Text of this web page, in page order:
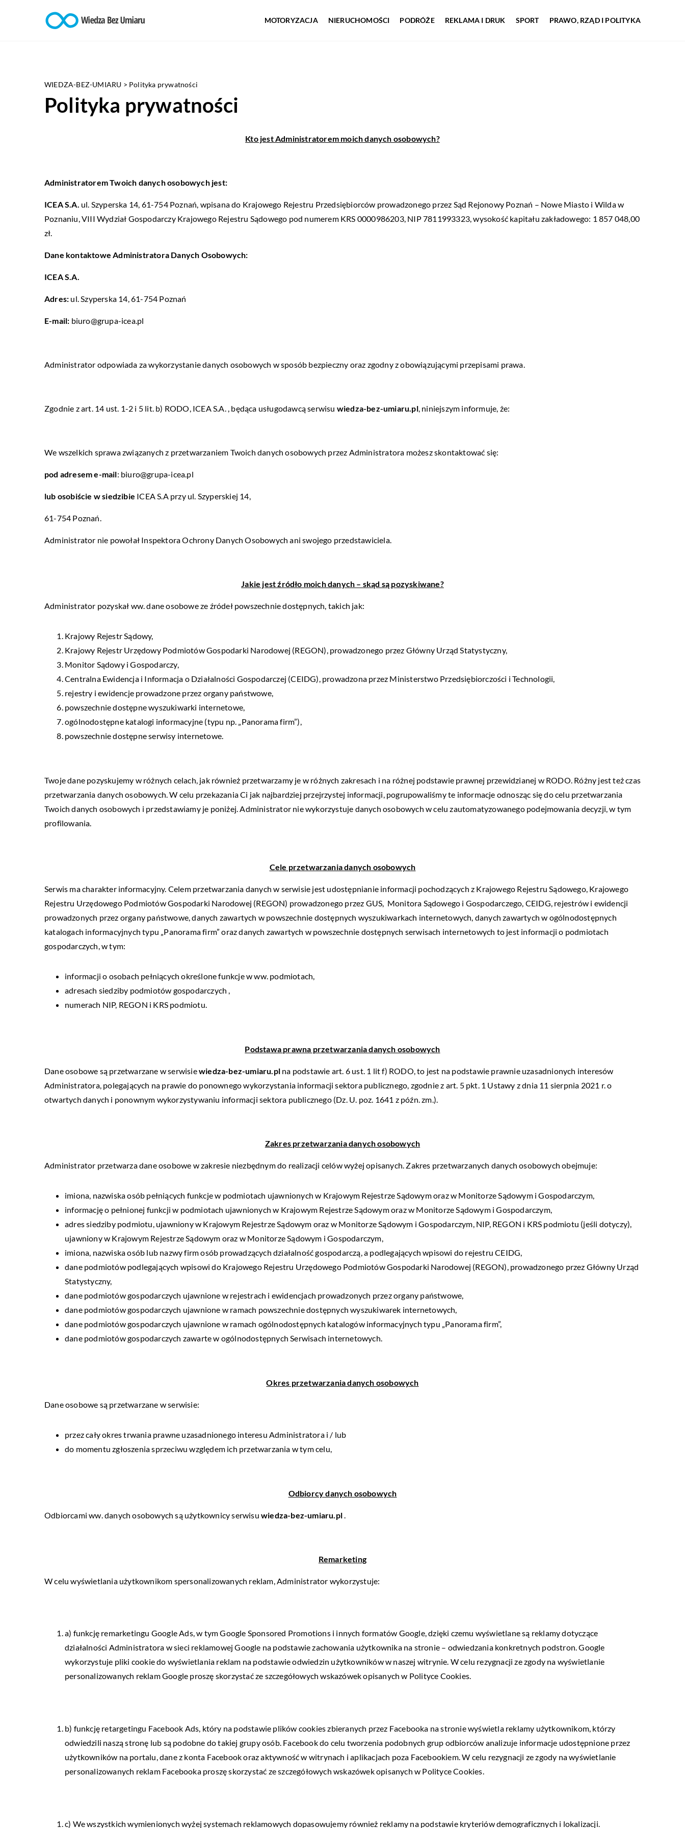
MOTORYZACJA NIERUCHOMOŚCI PODRÓŻE REKLAMA I DRUK SPORT PRAWO, RZĄD I POLITYKA
WIEDZA-BEZ-UMIARU > Polityka prywatności
Polityka prywatności
Kto jest Administratorem moich danych osobowych?
Administratorem Twoich danych osobowych jest:
ICEA S.A. ul. Szyperska 14, 61-754 Poznań, wpisana do Krajowego Rejestru Przedsiębiorców prowadzonego przez Sąd Rejonowy Poznań – Nowe Miasto i Wilda w
Poznaniu, VIII Wydział Gospodarczy Krajowego Rejestru Sądowego pod numerem KRS 0000986203, NIP 7811993323, wysokość kapitału zakładowego: 1 857 048,00
zł.
Dane kontaktowe Administratora Danych Osobowych:
ICEA S.A.
Adres: ul. Szyperska 14, 61-754 Poznań
E-mail: biuro@grupa-icea.pl
Administrator odpowiada za wykorzystanie danych osobowych w sposób bezpieczny oraz zgodny z obowiązującymi przepisami prawa.
Zgodnie z art. 14 ust. 1-2 i 5 lit. b) RODO, ICEA S.A. , będąca usługodawcą serwisu wiedza-bez-umiaru.pl, niniejszym informuje, że:
We wszelkich sprawa związanych z przetwarzaniem Twoich danych osobowych przez Administratora możesz skontaktować się:
pod adresem e-mail: biuro@grupa-icea.pl
lub osobiście w siedzibie ICEA S.A przy ul. Szyperskiej 14,
61-754 Poznań.
Administrator nie powołał Inspektora Ochrony Danych Osobowych ani swojego przedstawiciela.
Jakie jest źródło moich danych – skąd są pozyskiwane?
Administrator pozyskał ww. dane osobowe ze źródeł powszechnie dostępnych, takich jak:
Krajowy Rejestr Sądowy,
Krajowy Rejestr Urzędowy Podmiotów Gospodarki Narodowej (REGON), prowadzonego przez Główny Urząd Statystyczny,
Monitor Sądowy i Gospodarczy,
Centralna Ewidencja i Informacja o Działalności Gospodarczej (CEIDG), prowadzona przez Ministerstwo Przedsiębiorczości i Technologii,
rejestry i ewidencje prowadzone przez organy państwowe,
powszechnie dostępne wyszukiwarki internetowe,
ogólnodostępne katalogi informacyjne (typu np. „Panorama firm”),
powszechnie dostępne serwisy internetowe.
Twoje dane pozyskujemy w różnych celach, jak również przetwarzamy je w różnych zakresach i na różnej podstawie prawnej przewidzianej w RODO. Różny jest też czas
przetwarzania danych osobowych. W celu przekazania Ci jak najbardziej przejrzystej informacji, pogrupowaliśmy te informacje odnosząc się do celu przetwarzania
Twoich danych osobowych i przedstawiamy je poniżej. Administrator nie wykorzystuje danych osobowych w celu zautomatyzowanego podejmowania decyzji, w tym
profilowania.
Cele przetwarzania danych osobowych
Serwis ma charakter informacyjny. Celem przetwarzania danych w serwisie jest udostępnianie informacji pochodzących z Krajowego Rejestru Sądowego, Krajowego
Rejestru Urzędowego Podmiotów Gospodarki Narodowej (REGON) prowadzonego przez GUS, Monitora Sądowego i Gospodarczego, CEIDG, rejestrów i ewidencji
prowadzonych przez organy państwowe, danych zawartych w powszechnie dostępnych wyszukiwarkach internetowych, danych zawartych w ogólnodostępnych
katalogach informacyjnych typu „Panorama firm” oraz danych zawartych w powszechnie dostępnych serwisach internetowych to jest informacji o podmiotach
gospodarczych, w tym:
informacji o osobach pełniących określone funkcje w ww. podmiotach,
adresach siedziby podmiotów gospodarczych ,
numerach NIP, REGON i KRS podmiotu.
Podstawa prawna przetwarzania danych osobowych
Dane osobowe są przetwarzane w serwisiewiedza-bez-umiaru.pl na podstawie art. 6 ust. 1 lit f) RODO, to jest na podstawie prawnie uzasadnionych interesów
Administratora, polegających na prawie do ponownego wykorzystania informacji sektora publicznego, zgodnie z art. 5 pkt. 1 Ustawy z dnia 11 sierpnia 2021 r. o
otwartych danych i ponownym wykorzystywaniu informacji sektora publicznego (Dz. U. poz. 1641 z późn. zm.).
Zakres przetwarzania danych osobowych
Administrator przetwarza dane osobowe w zakresie niezbędnym do realizacji celów wyżej opisanych. Zakres przetwarzanych danych osobowych obejmuje:
imiona, nazwiska osób pełniących funkcje w podmiotach ujawnionych w Krajowym Rejestrze Sądowym oraz w Monitorze Sądowym i Gospodarczym,
informację o pełnionej funkcji w podmiotach ujawnionych w Krajowym Rejestrze Sądowym oraz w Monitorze Sądowym i Gospodarczym,
adres siedziby podmiotu, ujawniony w Krajowym Rejestrze Sądowym oraz w Monitorze Sądowym i Gospodarczym, NIP, REGON i KRS podmiotu (jeśli dotyczy),
ujawniony w Krajowym Rejestrze Sądowym oraz w Monitorze Sądowym i Gospodarczym,
imiona, nazwiska osób lub nazwy firm osób prowadzących działalność gospodarczą, a podlegających wpisowi do rejestru CEIDG,
dane podmiotów podlegających wpisowi do Krajowego Rejestru Urzędowego Podmiotów Gospodarki Narodowej (REGON), prowadzonego przez Główny Urząd
Statystyczny,
dane podmiotów gospodarczych ujawnione w rejestrach i ewidencjach prowadzonych przez organy państwowe,
dane podmiotów gospodarczych ujawnione w ramach powszechnie dostępnych wyszukiwarek internetowych,
dane podmiotów gospodarczych ujawnione w ramach ogólnodostępnych katalogów informacyjnych typu „Panorama firm”,
dane podmiotów gospodarczych zawarte w ogólnodostępnych Serwisach internetowych.
Okres przetwarzania danych osobowych
Dane osobowe są przetwarzane w serwisie:
przez cały okres trwania prawne uzasadnionego interesu Administratora i / lub
do momentu zgłoszenia sprzeciwu względem ich przetwarzania w tym celu,
Odbiorcy danych osobowych
Odbiorcami ww. danych osobowych są użytkownicy serwisu wiedza-bez-umiaru.pl.
Remarketing
W celu wyświetlania użytkownikom spersonalizowanych reklam, Administrator wykorzystuje:
a) funkcję remarketingu Google Ads, w tym Google Sponsored Promotions i innych formatów Google, dzięki czemu wyświetlane są reklamy dotyczące
działalności Administratora w sieci reklamowej Google na podstawie zachowania użytkownika na stronie – odwiedzania konkretnych podstron. Google
wykorzystuje pliki cookie do wyświetlania reklam na podstawie odwiedzin użytkowników w naszej witrynie. W celu rezygnacji ze zgody na wyświetlanie
personalizowanych reklam Google proszę skorzystać ze szczegółowych wskazówek opisanych w Polityce Cookies.
b) funkcję retargetingu Facebook Ads, który na podstawie plików cookies zbieranych przez Facebooka na stronie wyświetla reklamy użytkownikom, którzy
odwiedzili naszą stronę lub są podobne do takiej grupy osób. Facebook do celu tworzenia podobnych grup odbiorców analizuje informacje udostępnione przez
użytkowników na portalu, dane z konta Facebook oraz aktywność w witrynach i aplikacjach poza Facebookiem. W celu rezygnacji ze zgody na wyświetlanie
personalizowanych reklam Facebooka proszę skorzystać ze szczegółowych wskazówek opisanych w Polityce Cookies.
c) We wszystkich wymienionych wyżej systemach reklamowych dopasowujemy również reklamy na podstawie kryteriów demograficznych i lokalizacji.